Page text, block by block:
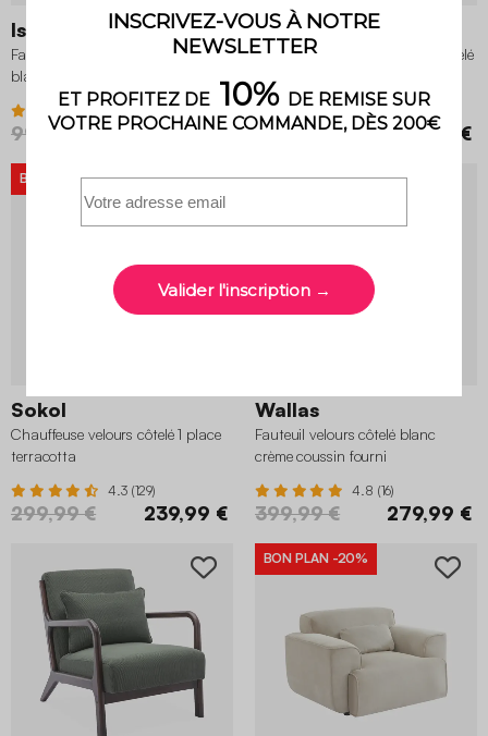
Isak
Fauteuil scandinave velours côtelé
blanc crème
4.1 (10)
99,99 € 79,99 €
Isak
Fauteuil scandinave velours côtelé
4.1 (10)
99,99 €
BON PLAN-20%
Sokol
Chauffeuse velours côtelé 1 place
terracotta
4.3 (129)
299,99 € 239,99 €
BON PLAN-30%
Wallas
Fauteuil velours côtelé blanc
crème coussin fourni
4.8 (16)
399,99 € 279,99 €
BON PLAN -20%